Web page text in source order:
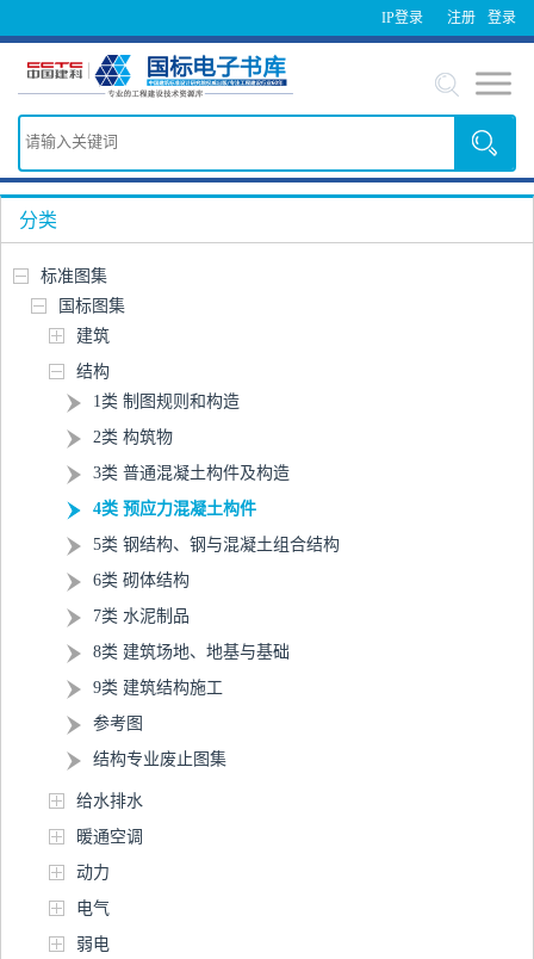
IP登录 登录
注册
分类
标准图集
国标图集
建筑
结构
1类 制图规则和构造
2类 构筑物
3类 普通混凝土构件及构造
4类 预应力混凝土构件
5类 钢结构、钢与混凝土组合结构
6类 砌体结构
7类 水泥制品
8类 建筑场地、地基与基础
9类 建筑结构施工
参考图
结构专业废止图集
给水排水
暖通空调
动力
电气
弱电